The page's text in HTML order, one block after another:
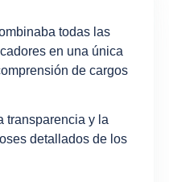
todas las
en una única
de cargos
transparencia y la
detallados de los